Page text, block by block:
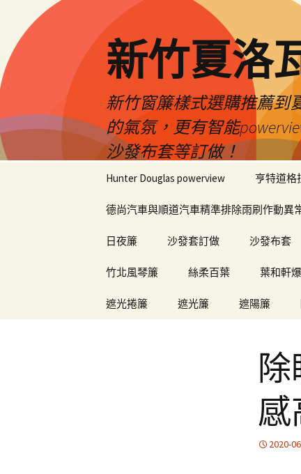
新竹夏洛
新竹窗簾樣式選購推薦到
的氣氛，更有智能
沙發布套等訂做！
Hunter Douglas powerview 亨特道格
德尚汽車與順道汽車精準排除雨刷作動異
日夜簾 沙發套訂做 沙發布套
竹北風琴簾 絲柔百葉 葉和軒
遮光捲簾 遮光簾 遮陽簾
感
2020-